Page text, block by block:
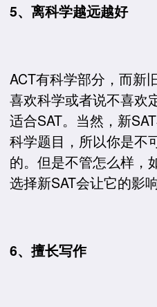
5、离科学越远越好
ACT有科学部分，而新
喜欢科学或者说不喜欢
适合SAT。当然，新
科学题目，所以你是不
的。但是不管怎么样，
选择新SAT会让它的影
6、擅长写作